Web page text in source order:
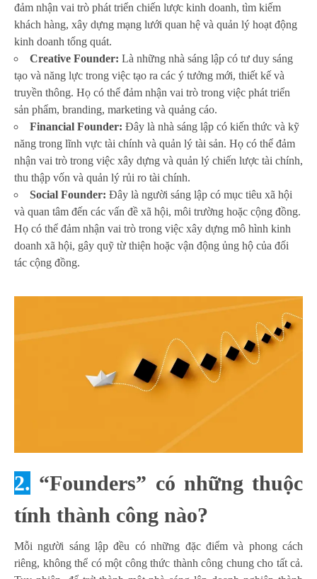
đảm nhận vai trò phát triển chiến lược kinh doanh, tìm kiếm
khách hàng, xây dựng mạng lưới quan hệ và quản lý hoạt động
kinh doanh tổng quát.
Creative Founder: Là những nhà sáng lập có tư duy sáng
tạo và năng lực trong việc tạo ra các ý tưởng mới, thiết kế và
truyền thông. Họ có thể đảm nhận vai trò trong việc phát triển
sản phẩm, branding, marketing và quảng cáo.
Financial Founder: Đây là nhà sáng lập có kiến thức và kỹ
năng trong lĩnh vực tài chính và quản lý tài sản. Họ có thể đảm
nhận vai trò trong việc xây dựng và quản lý chiến lược tài chính,
thu thập vốn và quản lý rủi ro tài chính.
Social Founder: Đây là người sáng lập có mục tiêu xã hội
và quan tâm đến các vấn đề xã hội, môi trường hoặc cộng đồng.
Họ có thể đảm nhận vai trò trong việc xây dựng mô hình kinh
doanh xã hội, gây quỹ từ thiện hoặc vận động ủng hộ của đối
tác cộng đồng.
2. “Founders” có những thuộc
tính thành công nào?
Mỗi người sáng lập đều có những đặc điểm và phong cách
riêng, không thể có một công thức thành công chung cho tất cả.